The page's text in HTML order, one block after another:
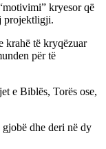
kryesor që
projektligji.
krahë të kryqëzuar
për të
e Biblës, Torës ose,
dhe deri në dy